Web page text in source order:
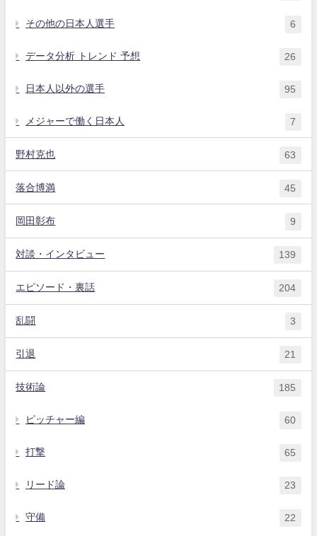
その他の日本人選手 6
データ分析 トレンド 予想 26
日本人以外の選手 95
メジャーで働く日本人 7
野村克也 63
落合博満 45
岡田彰布 9
対談・インタビュー 139
エピソード・裏話 204
乱闘 3
引退 21
技術論 185
ピッチャー編 60
打撃 65
リード論 23
守備 22